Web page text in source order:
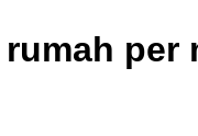
per